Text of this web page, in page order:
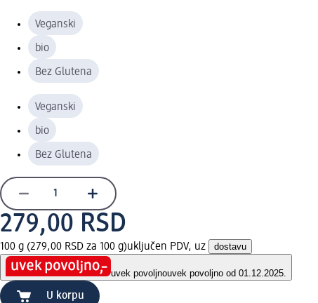
Veganski
bio
Bez Glutena
Veganski
bio
Bez Glutena
279,00 RSD
100 g (279,00 RSD za 100 g)uključen PDV, uz dostavu
uvek povoljnouvek povoljno od 01.12.2025.
U korpu